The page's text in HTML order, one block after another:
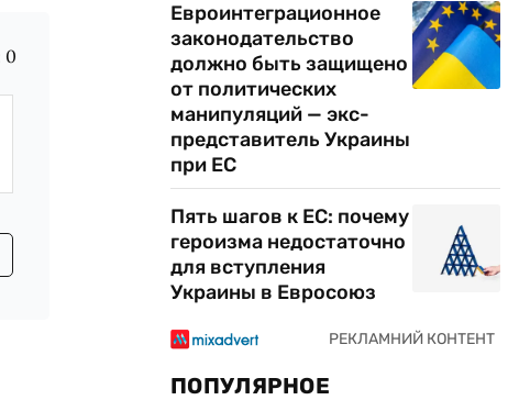
0
Евроинтеграционное
законодательство
должно быть защищено
от политических
манипуляций — экс-
представитель Украины
при ЕС
Пять шагов к ЕС: почему
героизма недостаточно
для вступления
Украины в Евросоюз
ПОПУЛЯРНОЕ